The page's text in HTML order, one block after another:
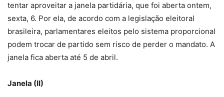
tentar aproveitar a janela partidária, que foi aberta ontem,
sexta, 6. Por ela, de acordo com a legislação eleitoral
brasileira, parlamentares eleitos pelo sistema proporcional
podem trocar de partido sem risco de perder o mandato. A
janela fica aberta até 5 de abril.
Janela (II)